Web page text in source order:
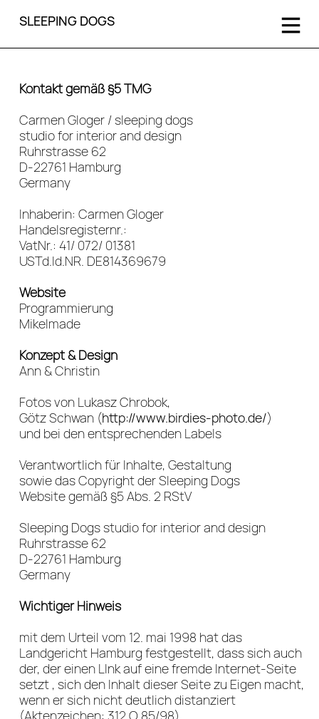
SLEEPING DOGS
Kontakt gemäß §5 TMG
Carmen Gloger / sleeping dogs
studio for interior and design
Ruhrstrasse 62
D-22761 Hamburg
Germany
Inhaberin: Carmen Gloger
Handelsregisternr.:
VatNr.: 41/ 072/ 01381
USTd.Id.NR. DE814369679
Website
Programmierung
Mikelmade
Konzept & Design
Ann & Christin
Fotos von Lukasz Chrobok,
Götz Schwan (http://www.birdies-photo.de/)
und bei den entsprechenden Labels
Verantwortlich für Inhalte, Gestaltung
sowie das Copyright der Sleeping Dogs
Website gemäß §5 Abs. 2 RStV
Sleeping Dogs studio for interior and design
Ruhrstrasse 62
D-22761 Hamburg
Germany
Wichtiger Hinweis
mit dem Urteil vom 12. mai 1998 hat das
Landgericht Hamburg festgestellt, dass sich auch
der, der einen LInk auf eine fremde Internet-Seite
setzt , sich den Inhalt dieser Seite zu Eigen macht,
wenn er sich nicht deutlich distanziert
(Aktenzeichen: 312 O 85/98).